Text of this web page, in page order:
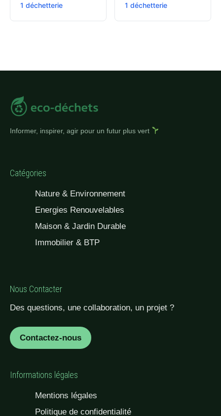
1 déchetterie 1 déchetterie
Informer, inspirer, agir pour un futur plus vert
Catégories
Nature & Environnement
Energies Renouvelables
Maison & Jardin Durable
Immobilier & BTP
Nous Contacter
Des questions, une collaboration, un projet ?
Contactez-nous
Informations légales
Mentions légales
Politique de confidentialité